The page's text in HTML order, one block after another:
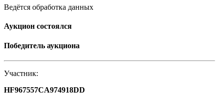
Ведётся обработка данных
Аукцион состоялся
Победитель аукциона
Участник:
HF967557CA974918DD